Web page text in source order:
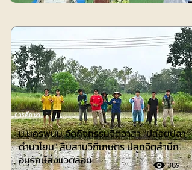
การศึกษา
ม.นครพนม จัดกิจกรรมจิตอาสา "ปล่อยปลา–
ดำนาโยน" สืบสานวิถีเกษตร ปลูกจิตสำนึก
อนุรักษ์สิ่งแวดล้อม
389